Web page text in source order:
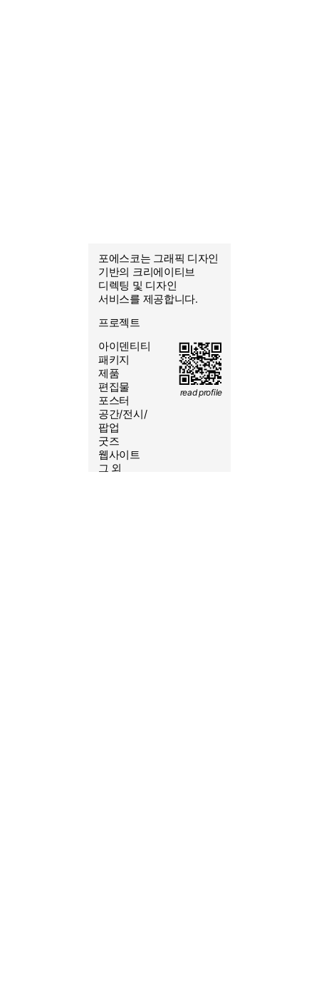
포에스코는 그래픽 디자인
기반의 크리에이티브
디렉팅 및 디자인
서비스를 제공합니다.
프로젝트
아이덴티티
패키지
제품
편집물
포스터
공간/전시/
팝업
굿즈
웹사이트
그 외
read profile
포에스코
조열음
그래픽 디자이너
2026/08/9 15:55:44
yeoleum.kr@gmail.com